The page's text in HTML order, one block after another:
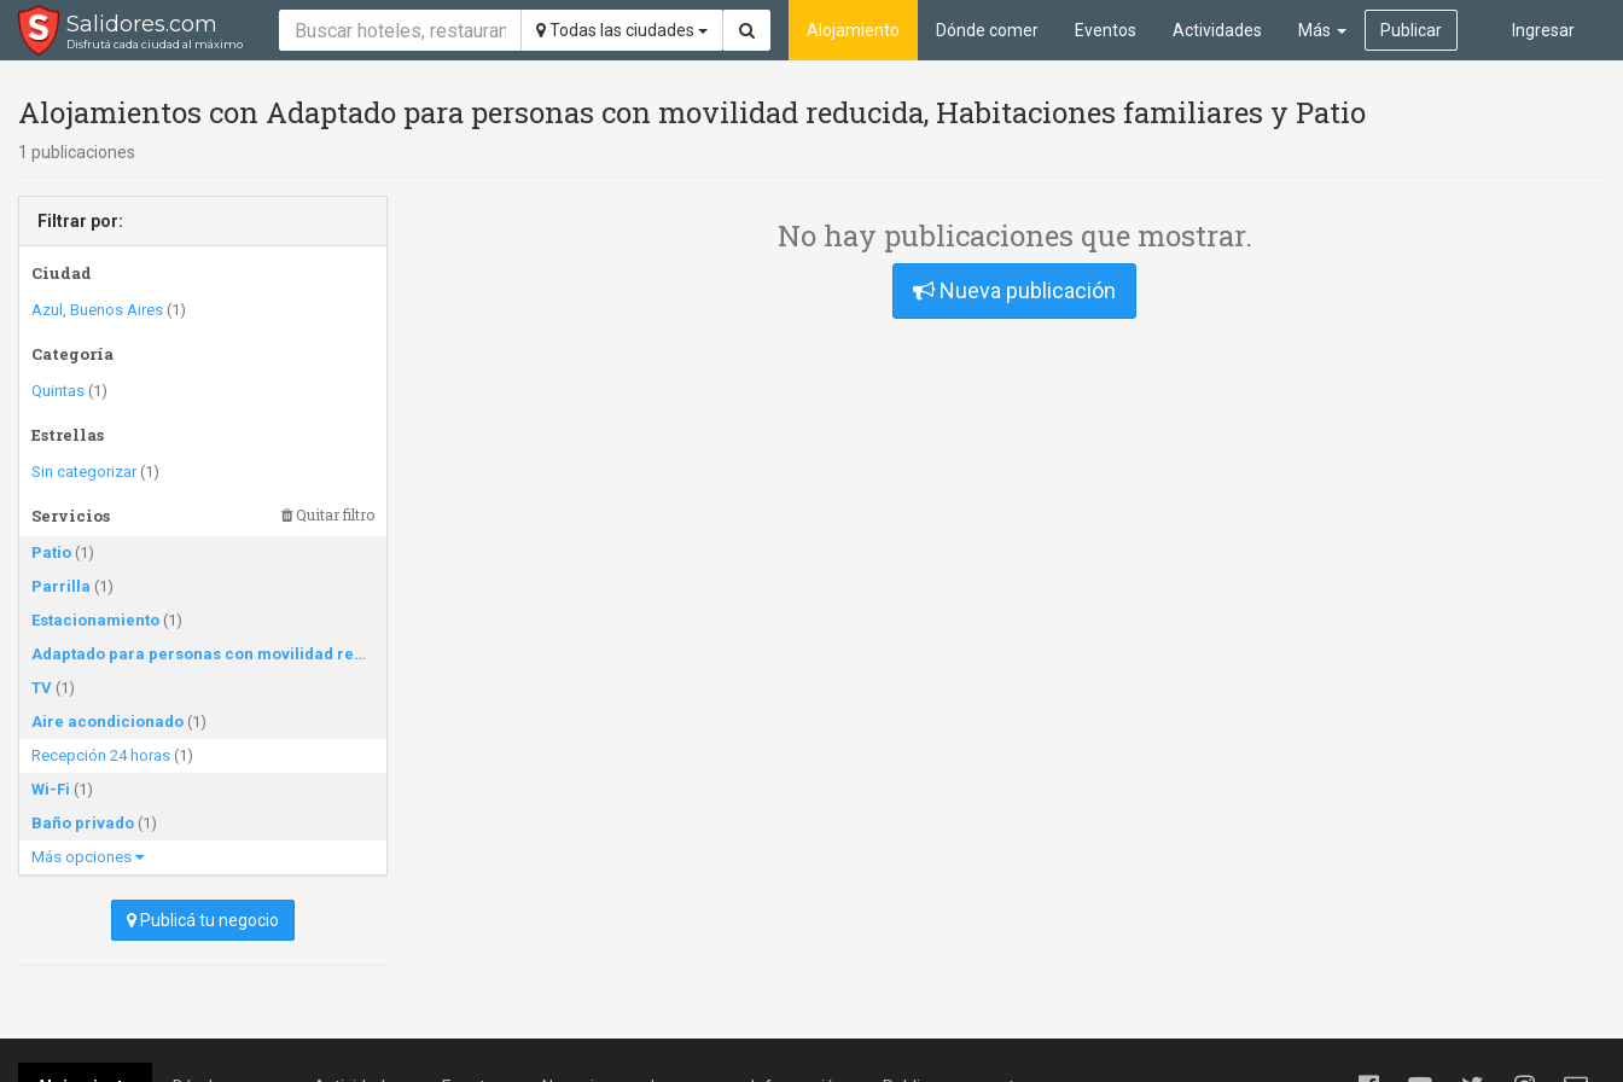
Salidores.com
Disfrutá cada ciudad al máximo
Todas las ciudades Ingresar
Alojamiento Dónde comer Eventos Actividades Más Publicar
Alojamientos con Adaptado para personas con movilidad reducida, Habitaciones familiares y Patio
1 publicaciones
Filtrar por:
Ciudad
Azul, Buenos Aires (1)
Categoría
Quintas (1)
Estrellas
Sin categorizar(1)
Servicios Quitar filtro
Patio (1)
Parrilla (1)
Estacionamiento (1)
Adaptado para personas con movilidad reducida
TV (1)
Aire acondicionado (1)
Recepción 24 horas (1)
Wi-Fi (1)
Baño privado (1)
Más opciones
Publicá tu negocio
No hay publicaciones que mostrar.
Nueva publicación